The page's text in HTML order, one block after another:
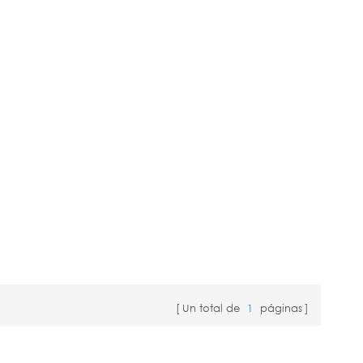
Un total de 1 páginas